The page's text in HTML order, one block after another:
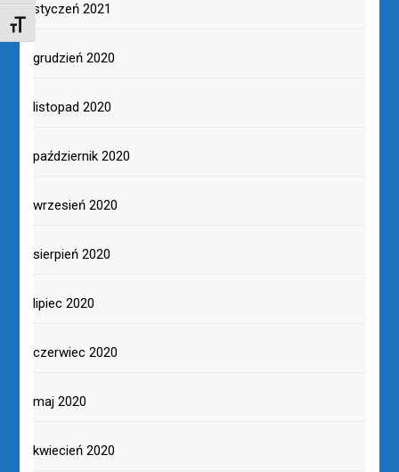
TOGGLE FONT SIZE
styczeń 2021
grudzień 2020
listopad 2020
październik 2020
wrzesień 2020
sierpień 2020
lipiec 2020
czerwiec 2020
maj 2020
kwiecień 2020